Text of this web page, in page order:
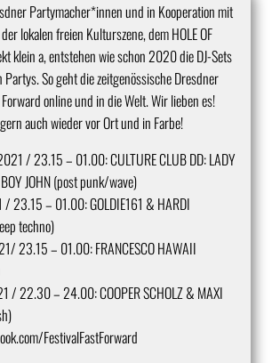
Partymacher*innen und in Kooperation mit
lokalen freien Kulturszene, dem HOLE OF
klein a, entstehen wie schon 2020 die DJ-Sets
So geht die zeitgenössische Dresdner
online und in die Welt. Wir lieben es!
auch wieder vor Ort und in Farbe!
/ 23.15 – 01.00: CULTURE CLUB DD: LADY
JOHN (post punk/wave)
/ 23.15 – 01.00: GOLDIE161 & HARDI
techno)
23.15 – 01.00: FRANCESCO HAWAII
/ 22.30 – 24.00: COOPER SCHOLZ & MAXI
FestivalFastForward